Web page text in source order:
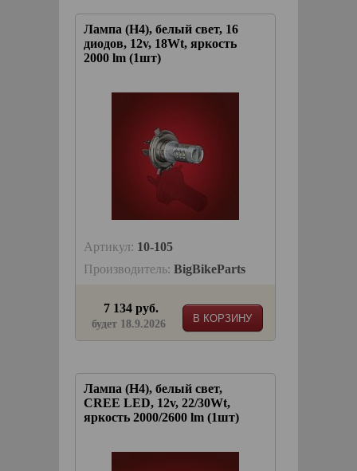
Лампа (H4), белый свет, 16
диодов, 12v, 18Wt, яркость
2000 lm (1шт)
Артикул: 10-105
Производитель: BigBikeParts
В КОРЗИНУ
7 134 руб.
будет 18.9.2026
Лампа (H4), белый свет,
CREE LED, 12v, 22/30Wt,
яркость 2000/2600 lm (1шт)